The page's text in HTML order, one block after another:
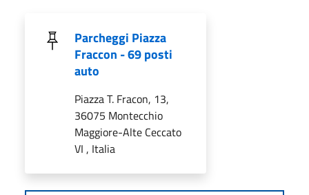
Parcheggi Piazza
Fraccon - 69 posti
auto
Piazza T. Fracon, 13,
36075 Montecchio
Maggiore-Alte Ceccato
VI , Italia